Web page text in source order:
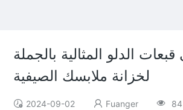
الدلو المثالية بالجملة
لخزانة ملابسك الصيفية
2024-09-02 Fuanger 84